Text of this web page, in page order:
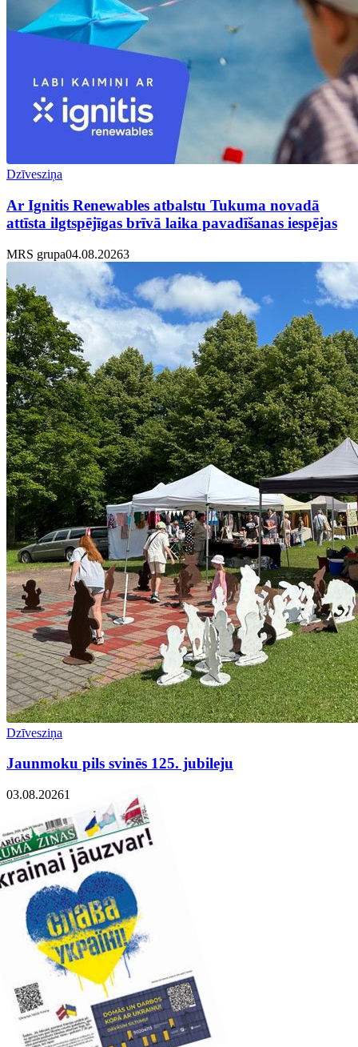
Dzīvesziņa
Ar Ignitis Renewables atbalstu Tukuma novadā
attīsta ilgtspējīgas brīvā laika pavadīšanas iespējas
MRS grupa04.08.20263
Dzīvesziņa
Jaunmoku pils svinēs 125. jubileju
03.08.20261